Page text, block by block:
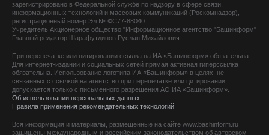
зарегистрировано в Федеральной службе по надзору в сфере связи,
информационных технологий и массовых коммуникаций (Роскомнадзор),
регистрационный номер Эл № ФС77-88040
Учредитель Акционерное общество "Информационное агентство "Башинформ"
Главный редактор Шарафутдинов Руслан Михайлович
При перепечатке или цитировании ссылка на ИА «Башинформ» обязательна.
Для интернет-изданий и социальных сетей прямая активная гиперссылка
обязательна. Использование логотипа ИА «Башинформ» в целях, не
связанных с ссылкой на агентство при перепечатке или цитировании,
допускается только с письменного разрешения АО ИА «Башинформ».
Об использовании персональных данных
Правила применения рекомендательных технологий
Вся информация и материалы, размещенные на сайте www.bashinform.ru
защищены международным и российским законодательством об авторском